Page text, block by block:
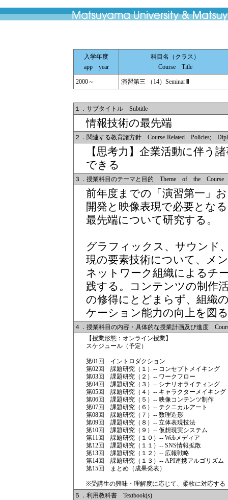
入学年度
app year
科目名（クラス）
Course Title
2000～ 演習第三 （14）SeminarⅢ
１．サブタイトル Subtitle
情報技術の最先端
２．関連する教育諸方針 Course-Related Policies;
【思考力】企業活動に伴う
できる
３．授業科目のテーマと目的 Theme of the Course
前年度までの「演習第一」
開発と映像表現で必要とな
最先端について研究する。
グラフィックス、サウンド
現の要素技術について、メ
ネットワーク組織によるチ
践する。コンテンツの制作
の修得にとどまらず、組織
ケーション能力の向上を図
４．授業科目の内容・具体的な授業計画及び進度
【授業形態：オンライン授業】
スケジュール（予定）
第01回 イントロダクション
第02回 課題研究（１）-- コンセプトメイキング
第03回 課題研究（２）-- ワークフロー
第04回 課題研究（３）-- シナリオライティング
第05回 課題研究（４）-- キャラクターメイキング
第06回 課題研究（５）-- 映像コンテンツ制作
第07回 課題研究（６）-- テクニカルアート
第08回 課題研究（７）-- 数理造形
第09回 課題研究（８）-- 立体表現技法
第10回 課題研究（９）-- 仮想現実システム
第11回 課題研究（１０）-- Webメディア
第12回 課題研究（１１）-- SNS情報拡散
第13回 課題研究（１２）-- 広報戦略
第14回 課題研究（１３）-- API連携アルゴリズム
第15回 まとめ（成果発表）
※受講生の興味・理解度に応じて、柔軟に対応する
５．利用教科書 Textbook(s)